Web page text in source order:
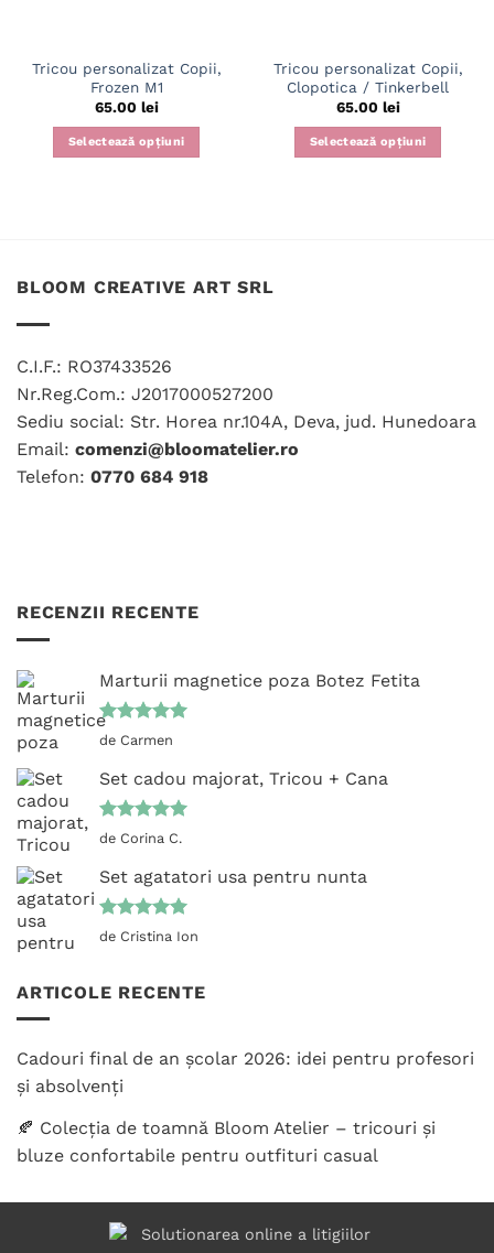
Tricou personalizat Copii,
Frozen M1
65.00 lei
Selectează opțiuni
variații.
alese
în
pagina
produsului.
Tricou personalizat Copii,
Clopotica / Tinkerbell
65.00 lei
Selectează opțiuni
pagina
BLOOM CREATIVE ART SRL
C.I.F.: RO37433526
Nr.Reg.Com.: J2017000527200
Sediu social: Str. Horea nr.104A, Deva, jud. Hunedoara
Email: comenzi@bloomatelier.ro
Telefon: 0770 684 918
RECENZII RECENTE
Marturii magnetice poza Botez Fetita
Evaluat la
de Carmen
Set cadou majorat, Tricou + Cana
Evaluat la
de Corina C.
Set agatatori usa pentru nunta
Evaluat la
de Cristina Ion
ARTICOLE RECENTE
Cadouri final de an școlar 2026: idei pentru profesori
și absolvenți
🍂 Colecția de toamnă Bloom Atelier – tricouri și
bluze confortabile pentru outfituri casual